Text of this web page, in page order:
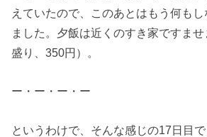
えていたので、このあとはもう何も
ました。夕飯は近くのすき家ですま
盛り、350円）。
ー・ー・ー・ー
というわけで、そんな感じの17日目